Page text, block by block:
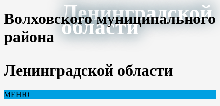
Ленинградской
области
Волховского муниципального
района
Ленинградской области
МЕНЮ